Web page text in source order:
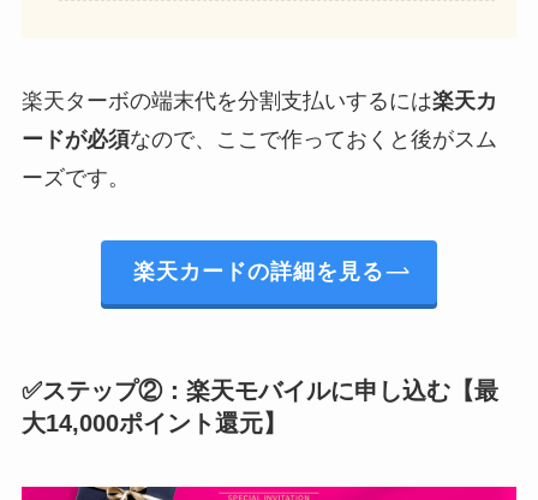
楽天ターボの端末代を分割支払いするには楽天カ
ードが必須なので、ここで作っておくと後がスム
ーズです。
楽天カードの詳細を見る
✅ステップ②：楽天モバイルに申し込む【最
大14,000ポイント還元】